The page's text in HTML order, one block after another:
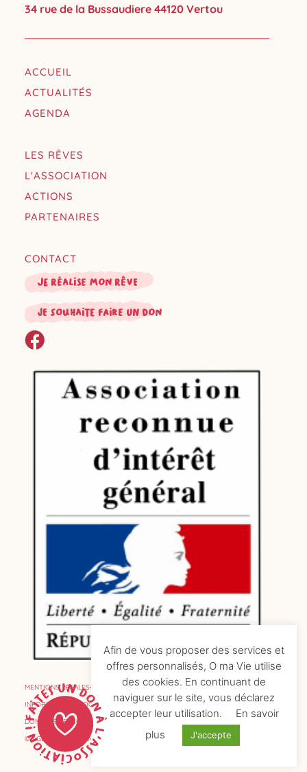
34 rue de la Bussaudiere 44120 Vertou
ACCUEIL
ACTUALITÉS
AGENDA
LES RÊVES
L'ASSOCIATION
ACTIONS
PARTENAIRES
CONTACT
Je réalise mon rêve
je souhaite faire un don
MENTIONS LÉGALES
INFORMATIONS COOKIES
DONNÉES PERSONNELLES
© AGENCE DE COMMUNICATION
Afin de vous proposer des services et
offres personnalisés, O ma Vie utilise
des cookies. En continuant de
naviguer sur le site, vous déclarez
accepter leur utilisation.
En savoir
plus
J'accepte